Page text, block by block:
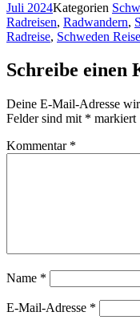
Juli 2024Kategorien
Radreisen, Radwandern,
Radreise, Schweden
Schreibe einen
Deine E-Mail-Adresse
Felder sind mit * markiert
Kommentar *
Name *
E-Mail-Adresse *